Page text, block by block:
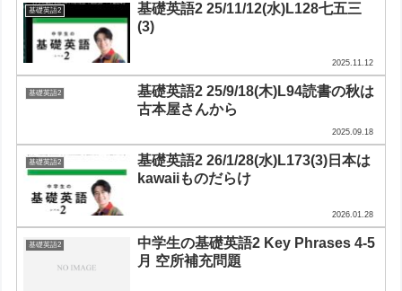
基礎英語2
基礎英語2 25/11/12(水)L128七五三
(3)
2025.11.12
基礎英語2
基礎英語2 25/9/18(木)L94読書の秋は
古本屋さんから
2025.09.18
基礎英語2
基礎英語2 26/1/28(水)L173(3)日本は
kawaiiものだらけ
2026.01.28
基礎英語2
中学生の基礎英語2 Key Phrases 4-5
月 空所補充問題